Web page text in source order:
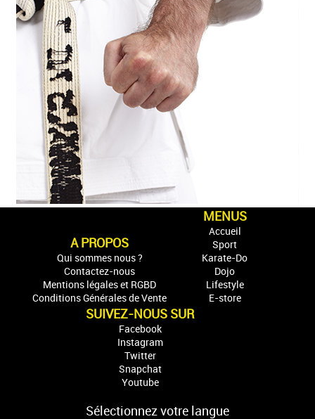
A PROPOS
Qui sommes nous ?
Contactez-nous
Mentions légales et RGBD
Conditions Générales de Vente
MENUS
Accueil
Sport
Karate-Do
Dojo
Lifestyle
E-store
SUIVEZ-NOUS SUR
Facebook
Instagram
Twitter
Snapchat
Youtube
Sélectionnez votre langue